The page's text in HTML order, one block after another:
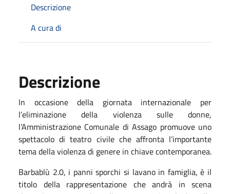
Descrizione
A cura di
Descrizione
In occasione della giornata internazionale per
l’eliminazione della violenza sulle donne,
l’Amministrazione Comunale di Assago promuove uno
spettacolo di teatro civile che affronta l’importante
tema della violenza di genere in chiave contemporanea.
Barbablù 2.0, i panni sporchi si lavano in famiglia, è il
titolo della rappresentazione che andrà in scena